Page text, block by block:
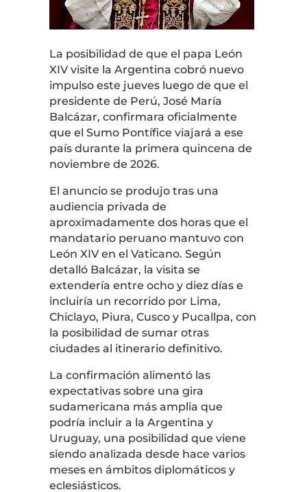
La posibilidad de que el papa León
XIV visite la Argentina cobró nuevo
impulso este jueves luego de que el
presidente de Perú, José María
Balcázar, confirmara oficialmente
que el Sumo Pontífice viajará a ese
país durante la primera quincena de
noviembre de 2026.
El anuncio se produjo tras una
audiencia privada de
aproximadamente dos horas que el
mandatario peruano mantuvo con
León XIV en el Vaticano. Según
detalló Balcázar, la visita se
extendería entre ocho y diez días e
incluiría un recorrido por Lima,
Chiclayo, Piura, Cusco y Pucallpa, con
la posibilidad de sumar otras
ciudades al itinerario definitivo.
La confirmación alimentó las
expectativas sobre una gira
sudamericana más amplia que
podría incluir a la Argentina y
Uruguay, una posibilidad que viene
siendo analizada desde hace varios
meses en ámbitos diplomáticos y
eclesiásticos.